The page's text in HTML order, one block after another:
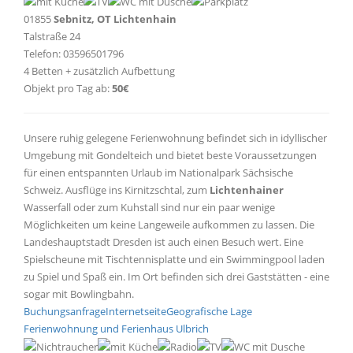
01855Sebnitz, OT Lichtenhain
Talstraße 24
Telefon: 03596501796
4 Betten + zusätzlich Aufbettung
Objekt pro Tag ab:50€
Unsere ruhig gelegene Ferienwohnung befindet sich in idyllischer
Umgebung mit Gondelteich und bietet beste Voraussetzungen
für einen entspannten Urlaub im Nationalpark Sächsische
Schweiz. Ausflüge ins Kirnitzschtal, zum Lichtenhainer
Wasserfall oder zum Kuhstall sind nur ein paar wenige
Möglichkeiten um keine Langeweile aufkommen zu lassen. Die
Landeshauptstadt Dresden ist auch einen Besuch wert. Eine
Spielscheune mit Tischtennisplatte und ein Swimmingpool laden
zu Spiel und Spaß ein. Im Ort befinden sich drei Gaststätten - eine
sogar mit Bowlingbahn.
BuchungsanfrageInternetseiteGeografische Lage
Ferienwohnung und Ferienhaus Ulbrich